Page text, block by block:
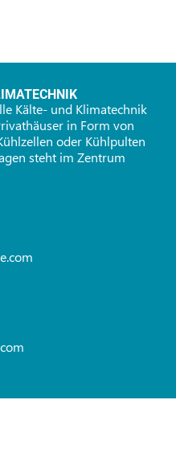
Kälte- und Klimatechnik
in Form von
oder Kühlpulten
steht im Zentrum